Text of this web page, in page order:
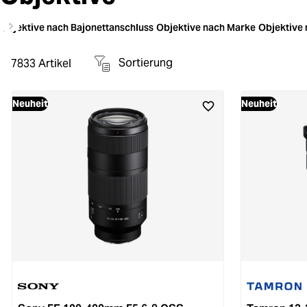
Objektive nach Bajonettanschluss Objektive nach Marke Objektive
7833 Artikel Sortierung
Neuheit Neuheit